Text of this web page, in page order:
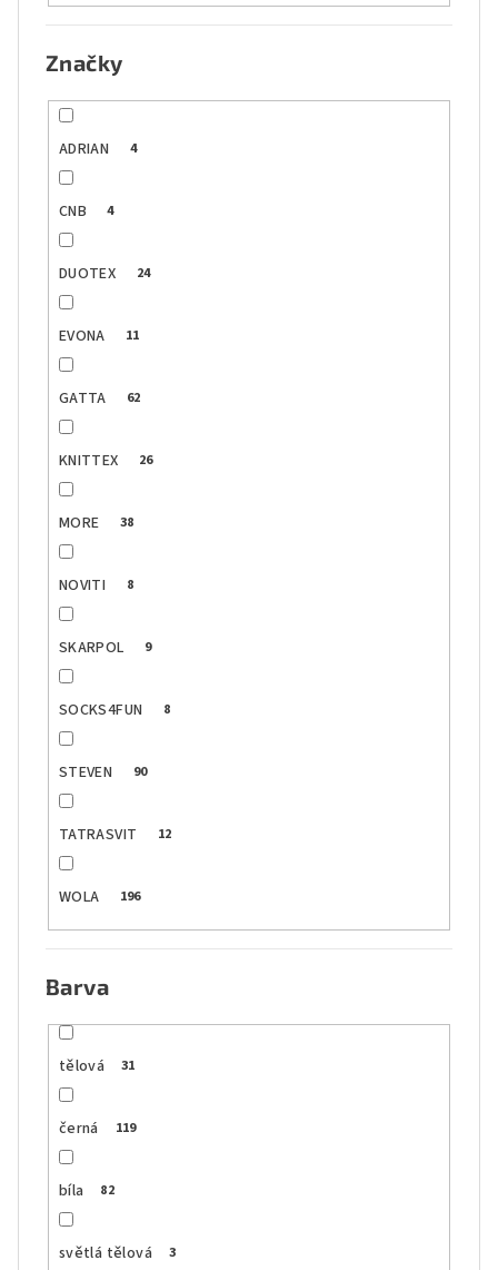
Značky
ADRIAN 4
CNB 4
DUOTEX 24
EVONA 11
GATTA 62
KNITTEX 26
MORE 38
NOVITI 8
SKARPOL 9
SOCKS4FUN 8
STEVEN 90
TATRASVIT 12
WOLA 196
Barva
tělová 31
černá 119
bíla 82
světlá tělová 3